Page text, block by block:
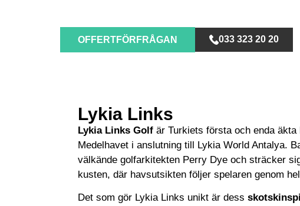
OFFERTFÖRFRÅGAN 033 323 20 20
Lykia Links
Lykia Links Golf är Turkiets första och enda
Medelhavet i anslutning till Lykia World Antalya.
välkände golfarkitekten Perry Dye och sträcker
kusten, där havsutsikten följer spelaren genom
Det som gör Lykia Links unikt är dess